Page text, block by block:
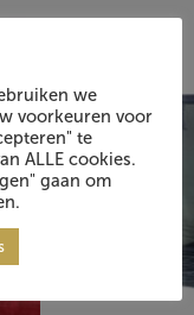
we
voorkeuren voor
te
ALLE cookies.
gaan om